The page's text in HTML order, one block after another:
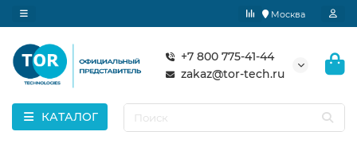
Москва
+7 800 775-41-44
zakaz@tor-tech.ru
КАТАЛОГ